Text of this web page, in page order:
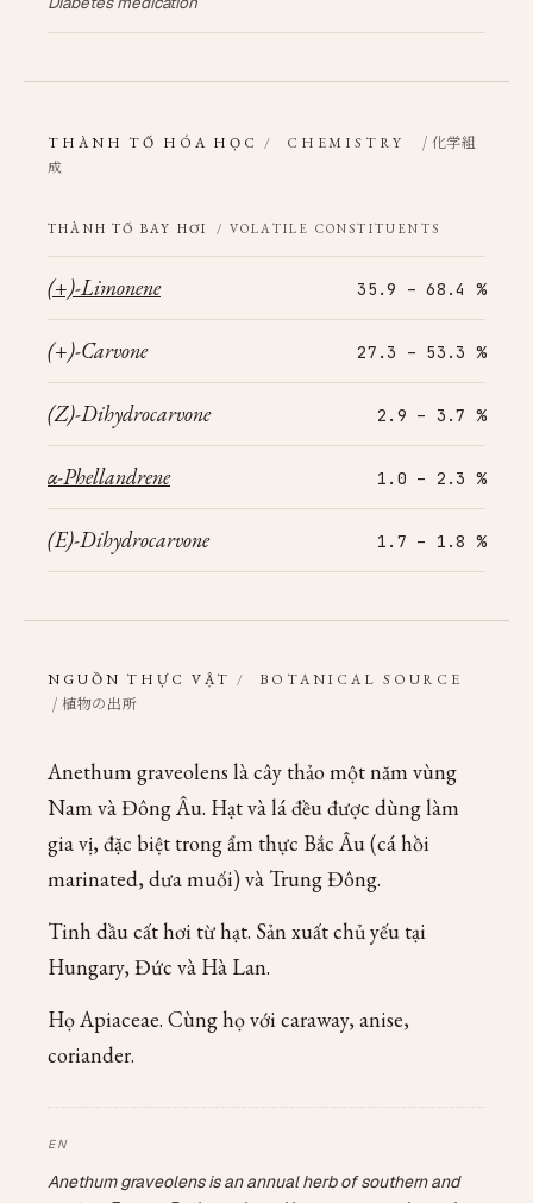
THÀNH TỐ HÓA HỌC / CHEMISTRY
/ 化学組
成
THÀNH TỐ BAY HƠI / VOLATILE CONSTITUENTS
(+)-Limonene 35.9 – 68.4 %
(+)-Carvone 27.3 – 53.3 %
(Z)-Dihydrocarvone 2.9 – 3.7 %
α-Phellandrene 1.0 – 2.3 %
(E)-Dihydrocarvone 1.7 – 1.8 %
NGUỒN THỰC VẬT/ BOTANICAL SOURCE
/ 植物の出所
Anethum graveolens là cây thảo một năm vùng
Nam và Đông Âu. Hạt và lá đều được dùng làm
gia vị, đặc biệt trong ẩm thực Bắc Âu (cá hồi
marinated, dưa muối) và Trung Đông.
Tinh dầu cất hơi từ hạt. Sản xuất chủ yếu tại
Hungary, Đức và Hà Lan.
Họ Apiaceae. Cùng họ với caraway, anise,
coriander.
Anethum graveolens is an annual herb of southern and